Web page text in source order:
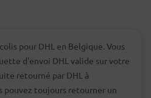
pour DHL en Belgique. Vous
d'envoi DHL valide sur votre
retourné par DHL à
pouvez toujours retourner un